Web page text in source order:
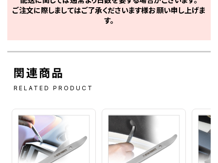
ご注文に際しましてはご了承くださいます様お願い申し上げま
す。
関連商品
RELATED PRODUCT